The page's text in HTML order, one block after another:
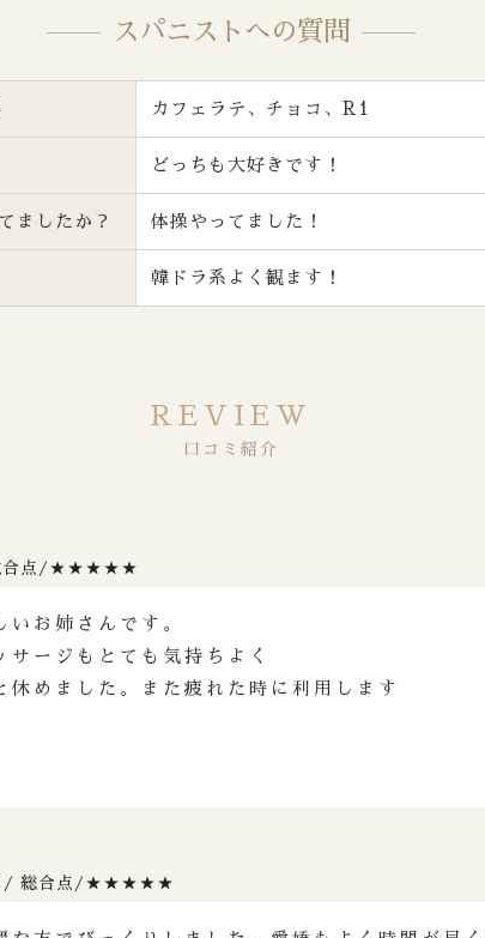
スパニストへの質問
カフェラテ、チョコ、R1
どっちも大好きです！
ましたか？ 体操やってました！
韓ドラ系よく観ます！
REVIEW
口コミ紹介
合点/★★★★★
いお姉さんです。
サージもとても気持ちよく
休めました。また疲れた時に利用します
/ 総合点/★★★★★